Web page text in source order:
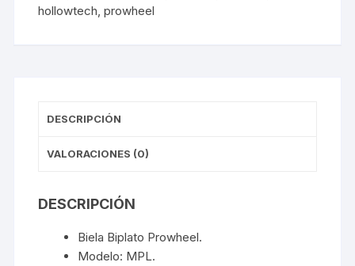
hollowtech ,prowheel
DESCRIPCIÓN
VALORACIONES (0)
DESCRIPCIÓN
Biela Biplato Prowheel.
Modelo: MPL.